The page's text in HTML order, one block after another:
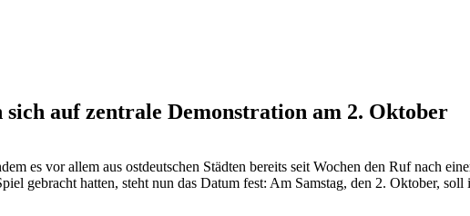
auf zentrale Demonstration am 2. Oktober
es vor allem aus ostdeutschen Städten bereits seit Wochen den Ruf nach
gebracht hatten, steht nun das Datum fest: Am Samstag, den 2. Oktober,